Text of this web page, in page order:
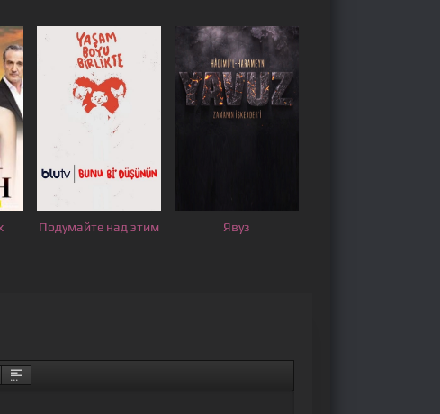
Подумайте над этим Явуз